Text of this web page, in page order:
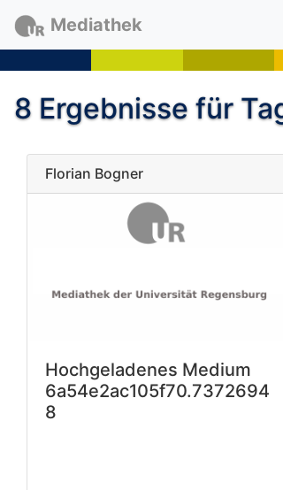
Mediathek
8 Ergebnisse für
Florian Bogner
Hochgeladenes Medium
6a54e2ac105f70.7372694
8